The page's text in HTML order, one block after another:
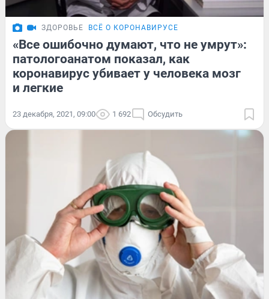
ЗДОРОВЬЕ ВСЁ О КОРОНАВИРУСЕ
«Все ошибочно думают, что не умрут»:
патологоанатом показал, как
коронавирус убивает у человека мозг
и легкие
23 декабря, 2021, 09:00 1 692 Обсудить